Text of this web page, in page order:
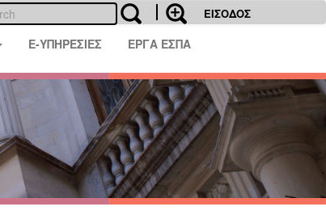
ΕΙΣΟΔΟΣ
E-ΥΠΗΡΕΣΙΕΣ ΕΡΓΑ ΕΣΠΑ